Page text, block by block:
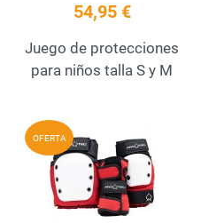
54,95 €
Juego de protecciones
para niños talla S y M
Add to Wishlist
Quick View
OFERTA